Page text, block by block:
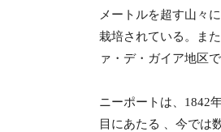
メートルを超す山々
栽培されている。ま
ァ・デ・ガイア地区
ニーポートは、1842
目にあたる 、今では